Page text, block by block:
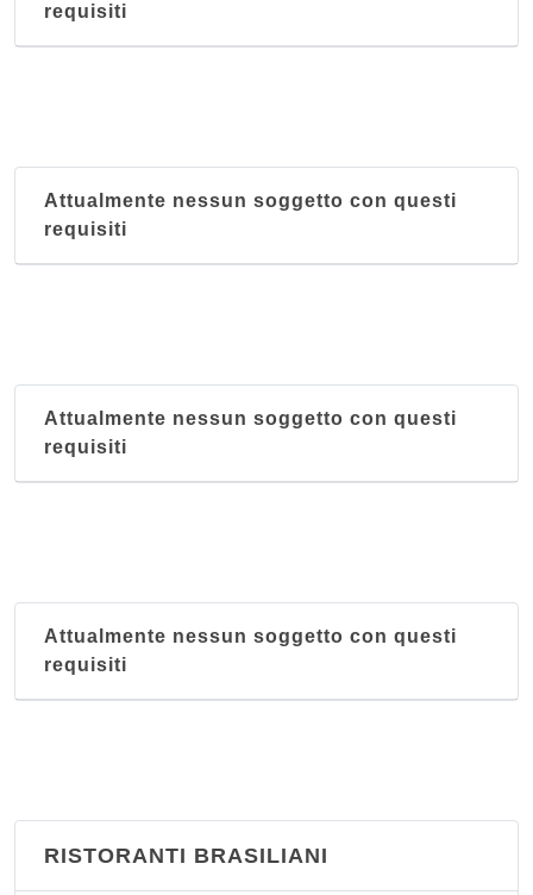
requisiti
Attualmente nessun soggetto con questi
requisiti
Attualmente nessun soggetto con questi
requisiti
Attualmente nessun soggetto con questi
requisiti
RISTORANTI BRASILIANI